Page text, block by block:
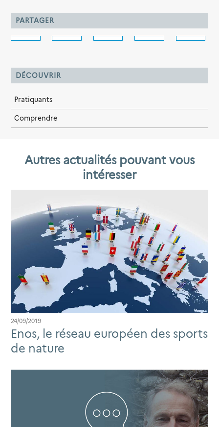
PARTAGER
DÉCOUVRIR
Pratiquants
Comprendre
Autres actualités pouvant vous
intéresser
24/09/2019
Enos, le réseau européen des sports
de nature